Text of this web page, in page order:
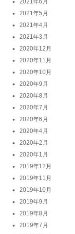
2021年6月
2021年5月
2021年4月
2021年3月
2020年12月
2020年11月
2020年10月
2020年9月
2020年8月
2020年7月
2020年6月
2020年4月
2020年2月
2020年1月
2019年12月
2019年11月
2019年10月
2019年9月
2019年8月
2019年7月